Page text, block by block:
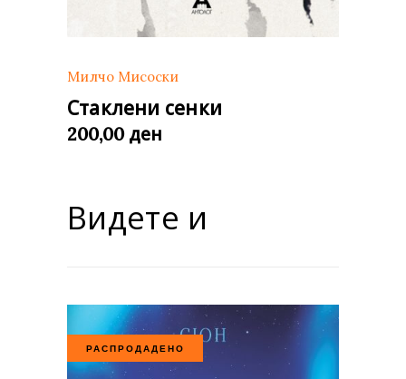
Милчо Мисоски
Стаклени сенки
200,00 ден
Видете и
РАСПРОДАДЕНО